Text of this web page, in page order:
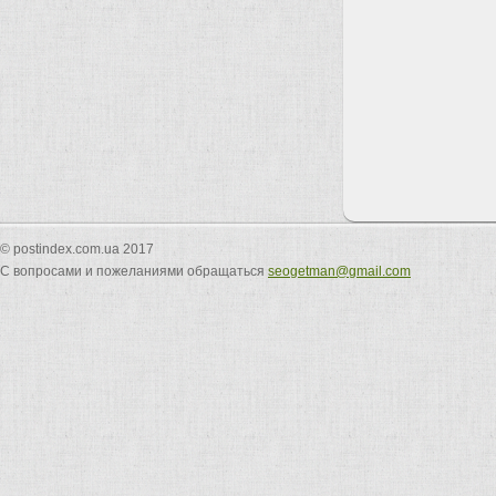
© postindex.com.ua 2017
С вопросами и пожеланиями обращаться seogetman@gmail.com